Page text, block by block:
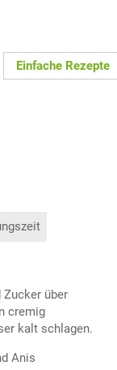
Einfache Rezepte
Zucker über
cremig
kalt schlagen.
Anis